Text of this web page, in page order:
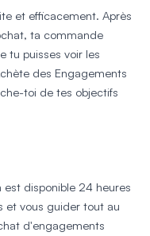
et efficacement. Après
ta commande
puisses voir les
des Engagements
toi de tes objectifs
disponible 24 heures
et vous guider tout au
d'engagements